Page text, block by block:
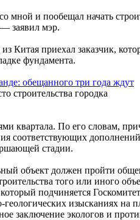
и пообещал начать
заявил мэр.
Китая приехал заказчик,
фундамента.
строительства городка
По его словам,
стадии.
объект должен пройти
того или иного
подчиняется
изысканиях на
заключение экологов и